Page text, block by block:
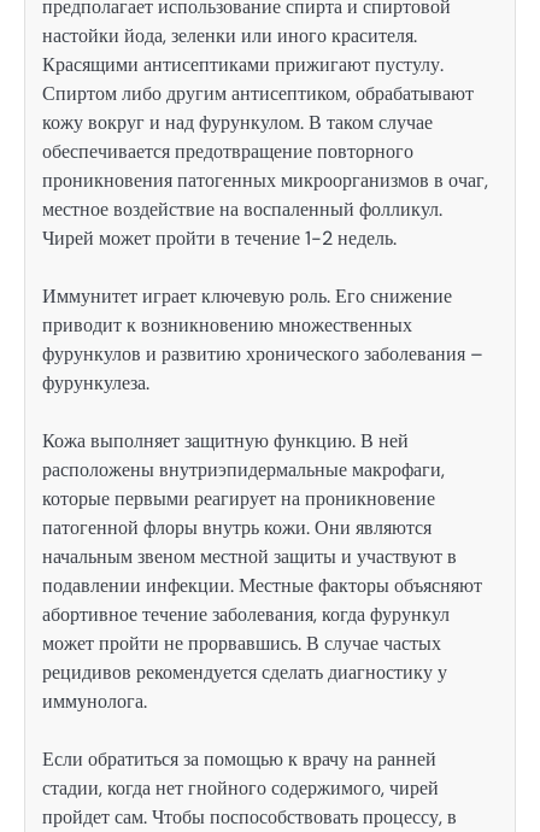
предполагает использование спирта и спиртовой
настойки йода, зеленки или иного красителя.
Красящими антисептиками прижигают пустулу.
Спиртом либо другим антисептиком, обрабатывают
кожу вокруг и над фурункулом. В таком случае
обеспечивается предотвращение повторного
проникновения патогенных микроорганизмов в очаг,
местное воздействие на воспаленный фолликул.
Чирей может пройти в течение 1-2 недель.
Иммунитет играет ключевую роль. Его снижение
приводит к возникновению множественных
фурункулов и развитию хронического заболевания –
фурункулеза.
Кожа выполняет защитную функцию. В ней
расположены внутриэпидермальные макрофаги,
которые первыми реагирует на проникновение
патогенной флоры внутрь кожи. Они являются
начальным звеном местной защиты и участвуют в
подавлении инфекции. Местные факторы объясняют
абортивное течение заболевания, когда фурункул
может пройти не прорвавшись. В случае частых
рецидивов рекомендуется сделать диагностику у
иммунолога.
Если обратиться за помощью к врачу на ранней
стадии, когда нет гнойного содержимого, чирей
пройдет сам. Чтобы поспособствовать процессу, в